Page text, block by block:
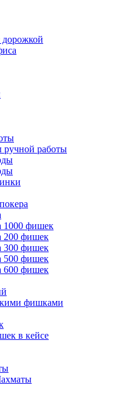
работы
1000 фишек
200 фишек
300 фишек
500 фишек
600 фишек
фишками
в кейсе